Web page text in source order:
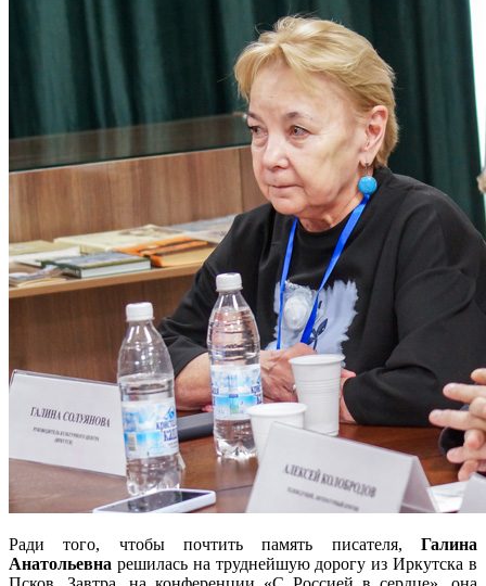
Ради того, чтобы почтить память писателя, Галина
Анатольевна решилась на труднейшую дорогу из Иркутска в